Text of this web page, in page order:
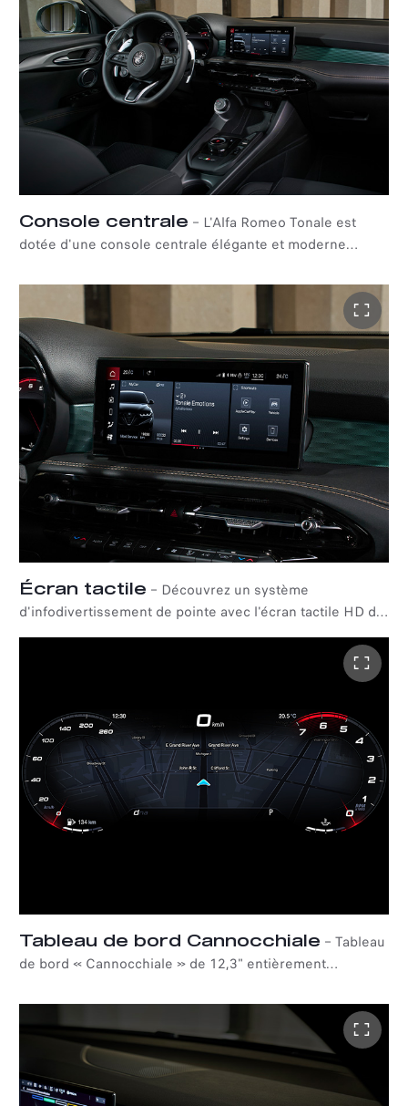
panneaux de porte et l’accoudoir, créant une continuité
visuelle harmonieuse. Le confort s’invite dans chaque
détail, grâce à des réglages électriques avancés, un
soutien lombaire optimisé, ainsi qu’au chauffage et à la
ventilation des sièges, pour une expérience fluide et
sans effort.
Console centrale – L'Alfa Romeo Tonale est
dotée d'une console centrale élégante et moderne
système de changement de vitesse qui renforce encore
Écran tactile – Découvrez un système
d'infodivertissement de pointe avec l'écran tactile HD de
10,25"" et la fonction Apple CarPlay et Android Auto™
smartphone, le système d'infodivertissement de la
peuvent être ajustés grace à un système intuitif de
glisser-déposer, adaptant ainsi la technologie de votre
Alfa Romeo à vos besoins. Les services Alfa Connect
avec Alexa* Voice Service vous donneront l'impression
d'être chez vous pendant vos déplacements.
Tableau de bord Cannocchiale – Tableau
de bord « Cannocchiale » de 12,3" entièrement
Relax et Heritage. La configuration Evolved est moderne
et essentielle, la configuration Relax met l'accent sur le
confort et la configuration Heritage s'inspire des
modèles emblématiques de la marque. Les informations
affichées à l'écran peuvent également être